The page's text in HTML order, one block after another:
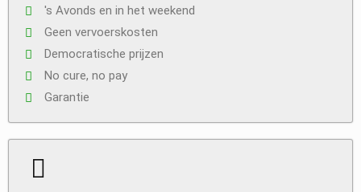
's Avonds en in het weekend
Geen vervoerskosten
Democratische prijzen
No cure, no pay
Garantie